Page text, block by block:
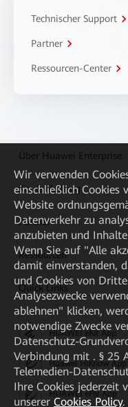
Technischer Support
Partner
Ressourcen-Center
Über Huawei Enterprise
Kaufanleitung
Partner
Ressourcen
Quick Links
HUAWEI eKit App
Huawei HiKnow App
HUAWEI eFly App
Wir verwenden
einschließlich
Website
Datenverkehr zu
anzubieten und
Wenn Sie auf "Alle
damit einverstanden,
und Cookies von
Analysezwecke
ablehnen" klicken,
notwendige Zwecke
Datenschutz-
Verbindung mit . § 25
Telemedien-
Ihre Cookies jederzeit
unserer Cookies Policy.